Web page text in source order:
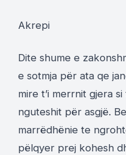
Akrepi
Dite shume e
e sotmja për ata qe
mire t’i merrnit gjera
nguteshit për asgjë.
marrëdhënie te
pëlqyer prej kohesh